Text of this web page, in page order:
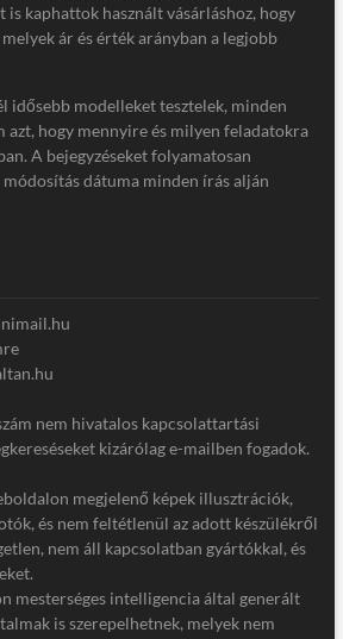
is kaphattok használt vásárláshoz, hogy
ár és érték arányban a legjobb
idősebb modelleket tesztelek, minden
azt, hogy mennyire és milyen feladatokra
A bejegyzéseket folyamatosan
dátuma minden írás alján
nem hivatalos kapcsolattartási
kizárólag e-mailben fogadok.
megjelenő képek illusztrációk,
és nem feltétlenül az adott készülékről
nem áll kapcsolatban gyártókkal, és
mesterséges intelligencia által generált
is szerepelhetnek, melyek nem